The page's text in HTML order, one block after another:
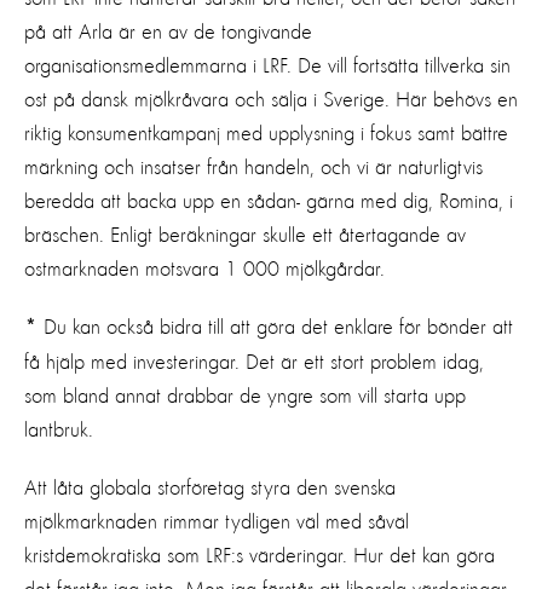
på att Arla är en av de tongivande
organisationsmedlemmarna i LRF. De vill fortsätta tillverka sin
ost på dansk mjölkråvara och sälja i Sverige. Här behövs en
riktig konsumentkampanj med upplysning i fokus samt bättre
märkning och insatser från handeln, och vi är naturligtvis
beredda att backa upp en sådan- gärna med dig, Romina, i
bräschen. Enligt beräkningar skulle ett återtagande av
ostmarknaden motsvara 1 000 mjölkgårdar.
* Du kan också bidra till att göra det enklare för bönder att
få hjälp med investeringar. Det är ett stort problem idag,
som bland annat drabbar de yngre som vill starta upp
lantbruk.
Att låta globala storföretag styra den svenska
mjölkmarknaden rimmar tydligen väl med såväl
kristdemokratiska som LRF:s värderingar. Hur det kan göra